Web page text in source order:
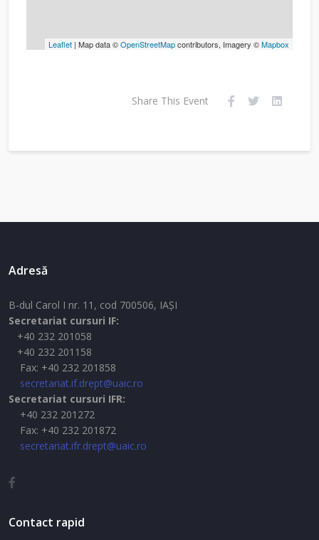
Leaflet | Map data ©OpenStreetMapcontributors, Imagery ©Mapbox
Share This Event
Adresă
B-dul Carol I nr. 11, cod 700506, IAŞI
Secretariat cursuri IF:
+40 232 201058
+40 232 201158
Fax: +40 232 201858
secretariat.if.drept@uaic.ro
Secretariat cursuri IFR:
+40 232 201272
Fax: +40 232 201872
secretariat.ifr.drept@uaic.ro
Contact rapid